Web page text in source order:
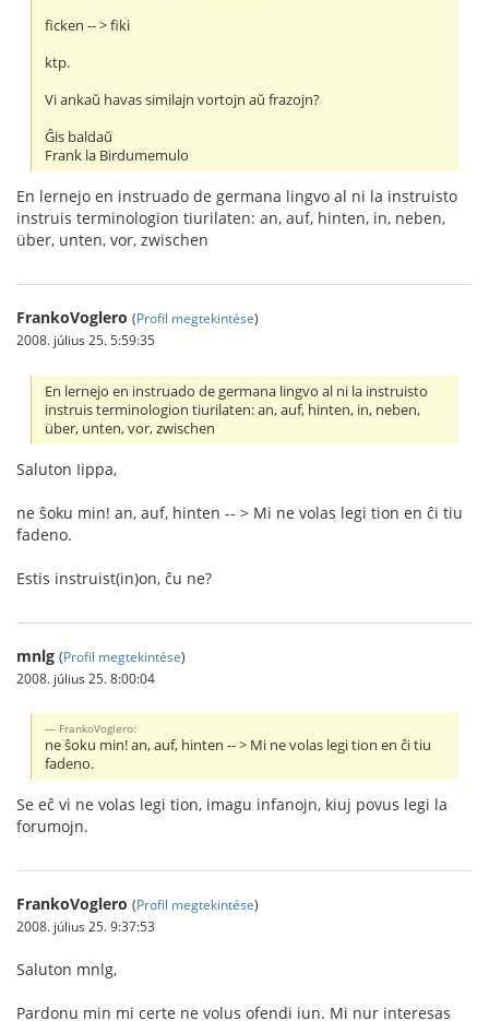
ficken -- > fiki
ktp.
Vi ankaŭ havas similajn vortojn aŭ frazojn?
Ĝis baldaŭ
Frank la Birdumemulo
En lernejo en instruado de germana lingvo al ni la instruisto
instruis terminologion tiurilaten: an, auf, hinten, in, neben,
über, unten, vor, zwischen
FrankoVoglero (Profil megtekintése)
2008. július 25. 5:59:35
En lernejo en instruado de germana lingvo al ni la instruisto
instruis terminologion tiurilaten: an, auf, hinten, in, neben,
über, unten, vor, zwischen
Saluton Iippa,
ne ŝoku min! an, auf, hinten -- > Mi ne volas legi tion en ĉi tiu
fadeno.
Estis instruist(in)on, ĉu ne?
mnlg (Profil megtekintése)
2008. július 25. 8:00:04
FrankoVoglero:
ne ŝoku min! an, auf, hinten -- > Mi ne volas legi tion en ĉi tiu
fadeno.
Se eĉ vi ne volas legi tion, imagu infanojn, kiuj povus legi la
forumojn.
FrankoVoglero (Profil megtekintése)
2008. július 25. 9:37:53
Saluton mnlg,
Pardonu min mi certe ne volus ofendi iun. Mi nur interesas